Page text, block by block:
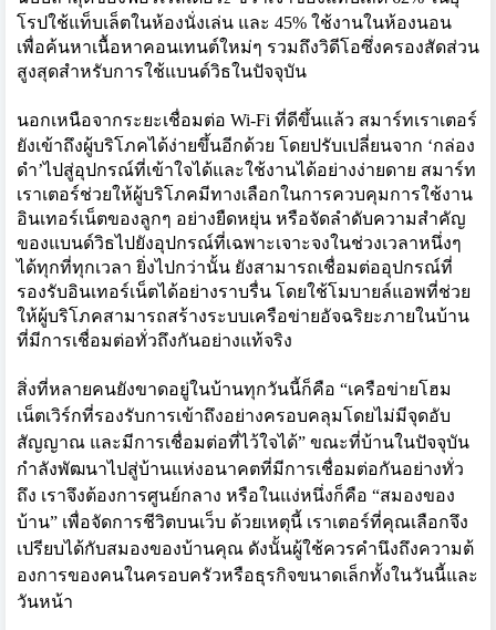
โรปใช้แท็บเล็ตในห้องนั่งเล่น และ 45% ใช้งานในห้องนอน
เพื่อค้นหาเนื้อหาคอนเทนต์ใหม่ๆ รวมถึงวิดีโอซึ่งครองสัดส่วน
สูงสุดสำหรับการใช้แบนด์วิธในปัจจุบัน
นอกเหนือจากระยะเชื่อมต่อ Wi-Fi ที่ดีขึ้นแล้ว สมาร์ทเราเตอร์
ยังเข้าถึงผู้บริโภคได้ง่ายขึ้นอีกด้วย โดยปรับเปลี่ยนจาก ‘กล่อง
ดำ’ไปสู่อุปกรณ์ที่เข้าใจได้และใช้งานได้อย่างง่ายดาย สมาร์ท
เราเตอร์ช่วยให้ผู้บริโภคมีทางเลือกในการควบคุมการใช้งาน
อินเทอร์เน็ตของลูกๆ อย่างยืดหยุ่น หรือจัดลำดับความสำคัญ
ของแบนด์วิธไปยังอุปกรณ์ที่เฉพาะเจาะจงในช่วงเวลาหนึ่งๆ
ได้ทุกที่ทุกเวลา ยิ่งไปกว่านั้น ยังสามารถเชื่อมต่ออุปกรณ์ที่
รองรับอินเทอร์เน็ตได้อย่างราบรื่น โดยใช้โมบายล์แอพที่ช่วย
ให้ผู้บริโภคสามารถสร้างระบบเครือข่ายอัจฉริยะภายในบ้าน
ที่มีการเชื่อมต่อทั่วถึงกันอย่างแท้จริง
สิ่งที่หลายคนยังขาดอยู่ในบ้านทุกวันนี้ก็คือ “เครือข่ายโฮม
เน็ตเวิร์กที่รองรับการเข้าถึงอย่างครอบคลุมโดยไม่มีจุดอับ
สัญญาณ และมีการเชื่อมต่อที่ไว้ใจได้” ขณะที่บ้านในปัจจุบัน
กำลังพัฒนาไปสู่บ้านแห่งอนาคตที่มีการเชื่อมต่อกันอย่างทั่ว
ถึง เราจึงต้องการศูนย์กลาง หรือในแง่หนึ่งก็คือ “สมองของ
บ้าน” เพื่อจัดการชีวิตบนเว็บ ด้วยเหตุนี้ เราเตอร์ที่คุณเลือกจึง
เปรียบได้กับสมองของบ้านคุณ ดังนั้นผู้ใช้ควรคำนึงถึงความต้
องการของคนในครอบครัวหรือธุรกิจขนาดเล็กทั้งในวันนี้และ
วันหน้า